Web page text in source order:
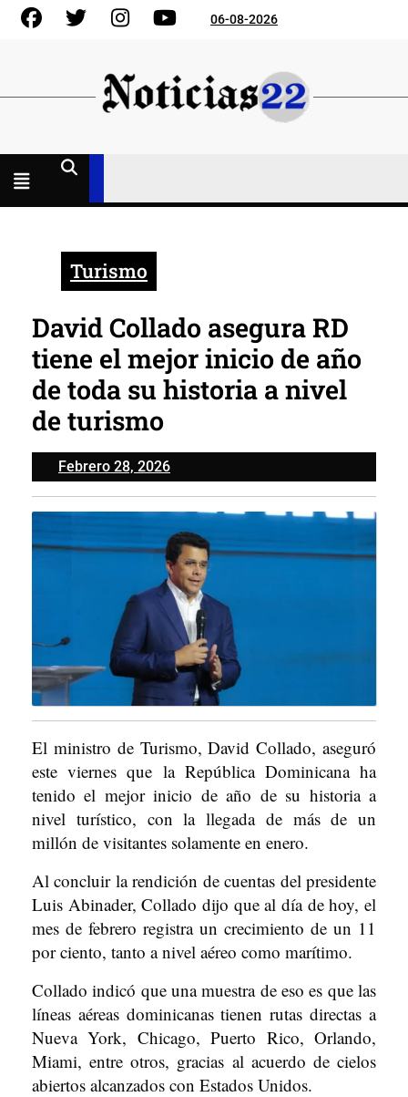
Skip
FacebookGorjeo InstagramYouTube06-08-2026
Turismo
David Collado asegura RD
tiene el mejor inicio de año
de toda su historia a nivel
de turismo
Febrero 28, 2026Febrero
28,
2026
El ministro de Turismo, David Collado, aseguró
este viernes que la República Dominicana ha
tenido el mejor inicio de año de su historia a
nivel turístico, con la llegada de más de un
millón de visitantes solamente en enero.
Al concluir la rendición de cuentas del presidente
Luis Abinader, Collado dijo que al día de hoy, el
mes de febrero registra un crecimiento de un 11
por ciento, tanto a nivel aéreo como marítimo.
Collado indicó que una muestra de eso es que las
líneas aéreas dominicanas tienen rutas directas a
Nueva York, Chicago, Puerto Rico, Orlando,
Miami, entre otros, gracias al acuerdo de cielos
abiertos alcanzados con Estados Unidos.